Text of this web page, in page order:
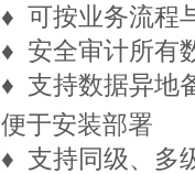
♦ 可按业务流程
♦ 安全审计所有
♦ 支持数据异地
便于安装部署
♦ 支持同级、多